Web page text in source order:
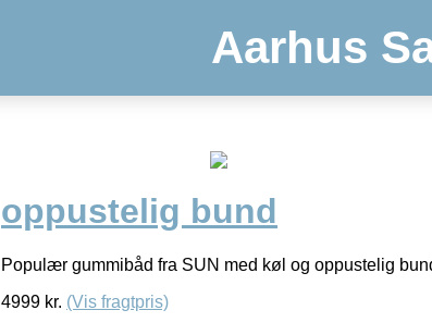
Aarhus
oppustelig bund
Populær gummibåd fra SUN med køl og oppustelig
4999 kr. (Vis fragtpris)